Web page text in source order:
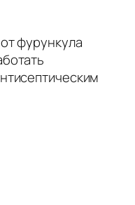
фурункула